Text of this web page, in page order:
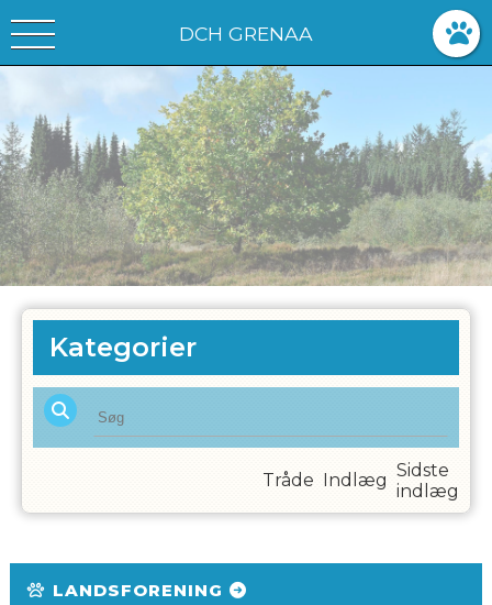
DCH GRENAA
Kategorier
Tråde Indlæg Sidste
indlæg
LANDSFORENING